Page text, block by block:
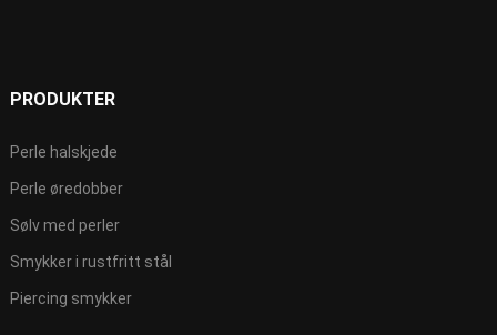
PRODUKTER
Perle halskjede
Perle øredobber
Sølv med perler
Smykker i rustfritt stål
Piercing smykker